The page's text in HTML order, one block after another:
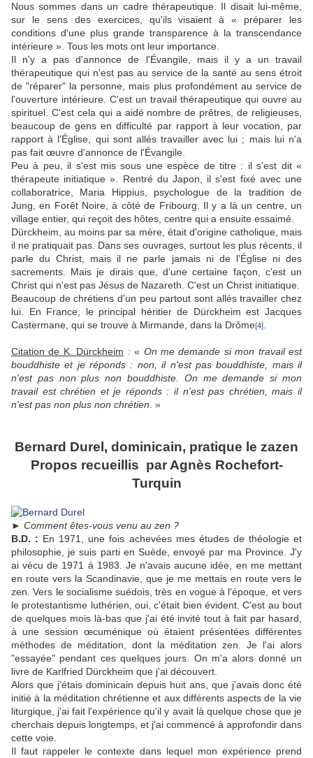
Nous sommes dans un cadre thérapeutique. Il disait lui-même,
sur le sens des exercices, qu'ils visaient à « préparer les
conditions d'une plus grande transparence à la transcendance
intérieure ». Tous les mots ont leur importance.
Il n'y a pas d'annonce de l'Évangile, mais il y a un travail
thérapeutique qui n'est pas au service de la santé au sens étroit
de "réparer" la personne, mais plus profondément au service de
l'ouverture intérieure. C'est un travail thérapeutique qui ouvre au
spirituel. C'est cela qui a aidé nombre de prêtres, de religieuses,
beaucoup de gens en difficulté par rapport à leur vocation, par
rapport à l'Église, qui sont allés travailler avec lui ; mais lui n'a
pas fait œuvre d'annonce de l'Évangile.
Peu à peu, il s'est mis sous une espèce de titre : il s'est dit «
thérapeute initiatique ». Rentré du Japon, il s'est fixé avec une
collaboratrice, Maria Hippius, psychologue de la tradition de
Jung, en Forêt Noire, à côté de Fribourg. Il y a là un centre, un
village entier, qui reçoit des hôtes, centre qui a ensuite essaimé.
Dürckheim, au moins par sa mère, était d'origine catholique, mais
il ne pratiquait pas. Dans ses ouvrages, surtout les plus récents, il
parle du Christ, mais il ne parle jamais ni de l'Église ni des
sacrements. Mais je dirais que, d'une certaine façon, c'est un
Christ qui n'est pas Jésus de Nazareth. C'est un Christ initiatique.
Beaucoup de chrétiens d'un peu partout sont allés travailler chez
lui. En France, le principal héritier de Dürckheim est Jacques
Castermane, qui se trouve à Mirmande, dans la Drôme[4]
Citation de K. Dürckheim : « On me demande si mon travail est
bouddhiste et je réponds : non, il n'est pas bouddhiste, mais il
n'est pas non plus non bouddhiste. On me demande si mon
travail est chrétien et je réponds : il n'est pas chrétien, mais il
n'est pas non plus non chrétien . »
Bernard Durel, dominicain, pratique le zazen
Propos recueillis par Agnès Rochefort-
Turquin
► Comment êtes-vous venu au zen ?
B.D. : En 1971, une fois achevées mes études de théologie et
philosophie, je suis parti en Suède, envoyé par ma Province. J'y
ai vécu de 1971 à 1983. Je n'avais aucune idée, en me mettant
en route vers la Scandinavie, que je me mettais en route vers le
zen. Vers le socialisme suédois, très en vogue à l'époque, et vers
le protestantisme luthérien, oui, c'était bien évident. C'est au bout
de quelques mois là-bas que j'ai été invité tout à fait par hasard,
à une session œcuménique où étaient présentées différentes
méthodes de méditation, dont la méditation zen. Je l'ai alors
"essayée" pendant ces quelques jours. On m'a alors donné un
livre de Karlfried Dürckheim que j'ai découvert.
Alors que j'étais dominicain depuis huit ans, que j'avais donc été
initié à la méditation chrétienne et aux différents aspects de la vie
liturgique, j'ai fait l'expérience qu'il y avait là quelque chose que je
cherchais depuis longtemps, et j'ai commencé à approfondir dans
cette voie.
Il faut rappeler le contexte dans lequel mon expérience prend